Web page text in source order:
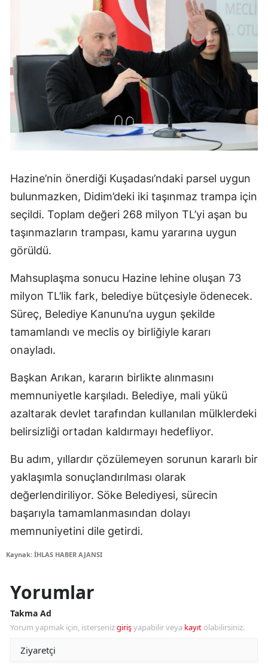
Hazine’nin önerdiği Kuşadası’ndaki parsel uygun
bulunmazken, Didim’deki iki taşınmaz trampa için
seçildi. Toplam değeri 268 milyon TL’yi aşan bu
taşınmazların trampası, kamu yararına uygun
görüldü.
Mahsuplaşma sonucu Hazine lehine oluşan 73
milyon TL’lik fark, belediye bütçesiyle ödenecek.
Süreç, Belediye Kanunu’na uygun şekilde
tamamlandı ve meclis oy birliğiyle kararı
onayladı.
Başkan Arıkan, kararın birlikte alınmasını
memnuniyetle karşıladı. Belediye, mali yükü
azaltarak devlet tarafından kullanılan mülklerdeki
belirsizliği ortadan kaldırmayı hedefliyor.
Bu adım, yıllardır çözülemeyen sorunun kararlı bir
yaklaşımla sonuçlandırılması olarak
değerlendiriliyor. Söke Belediyesi, sürecin
başarıyla tamamlanmasından dolayı
memnuniyetini dile getirdi.
Kaynak: İHLAS HABER AJANSI
Yorumlar
Takma Ad
Yorum yapmak için, istersenizgirişyapabilir veya kayıt olabilirsiniz.